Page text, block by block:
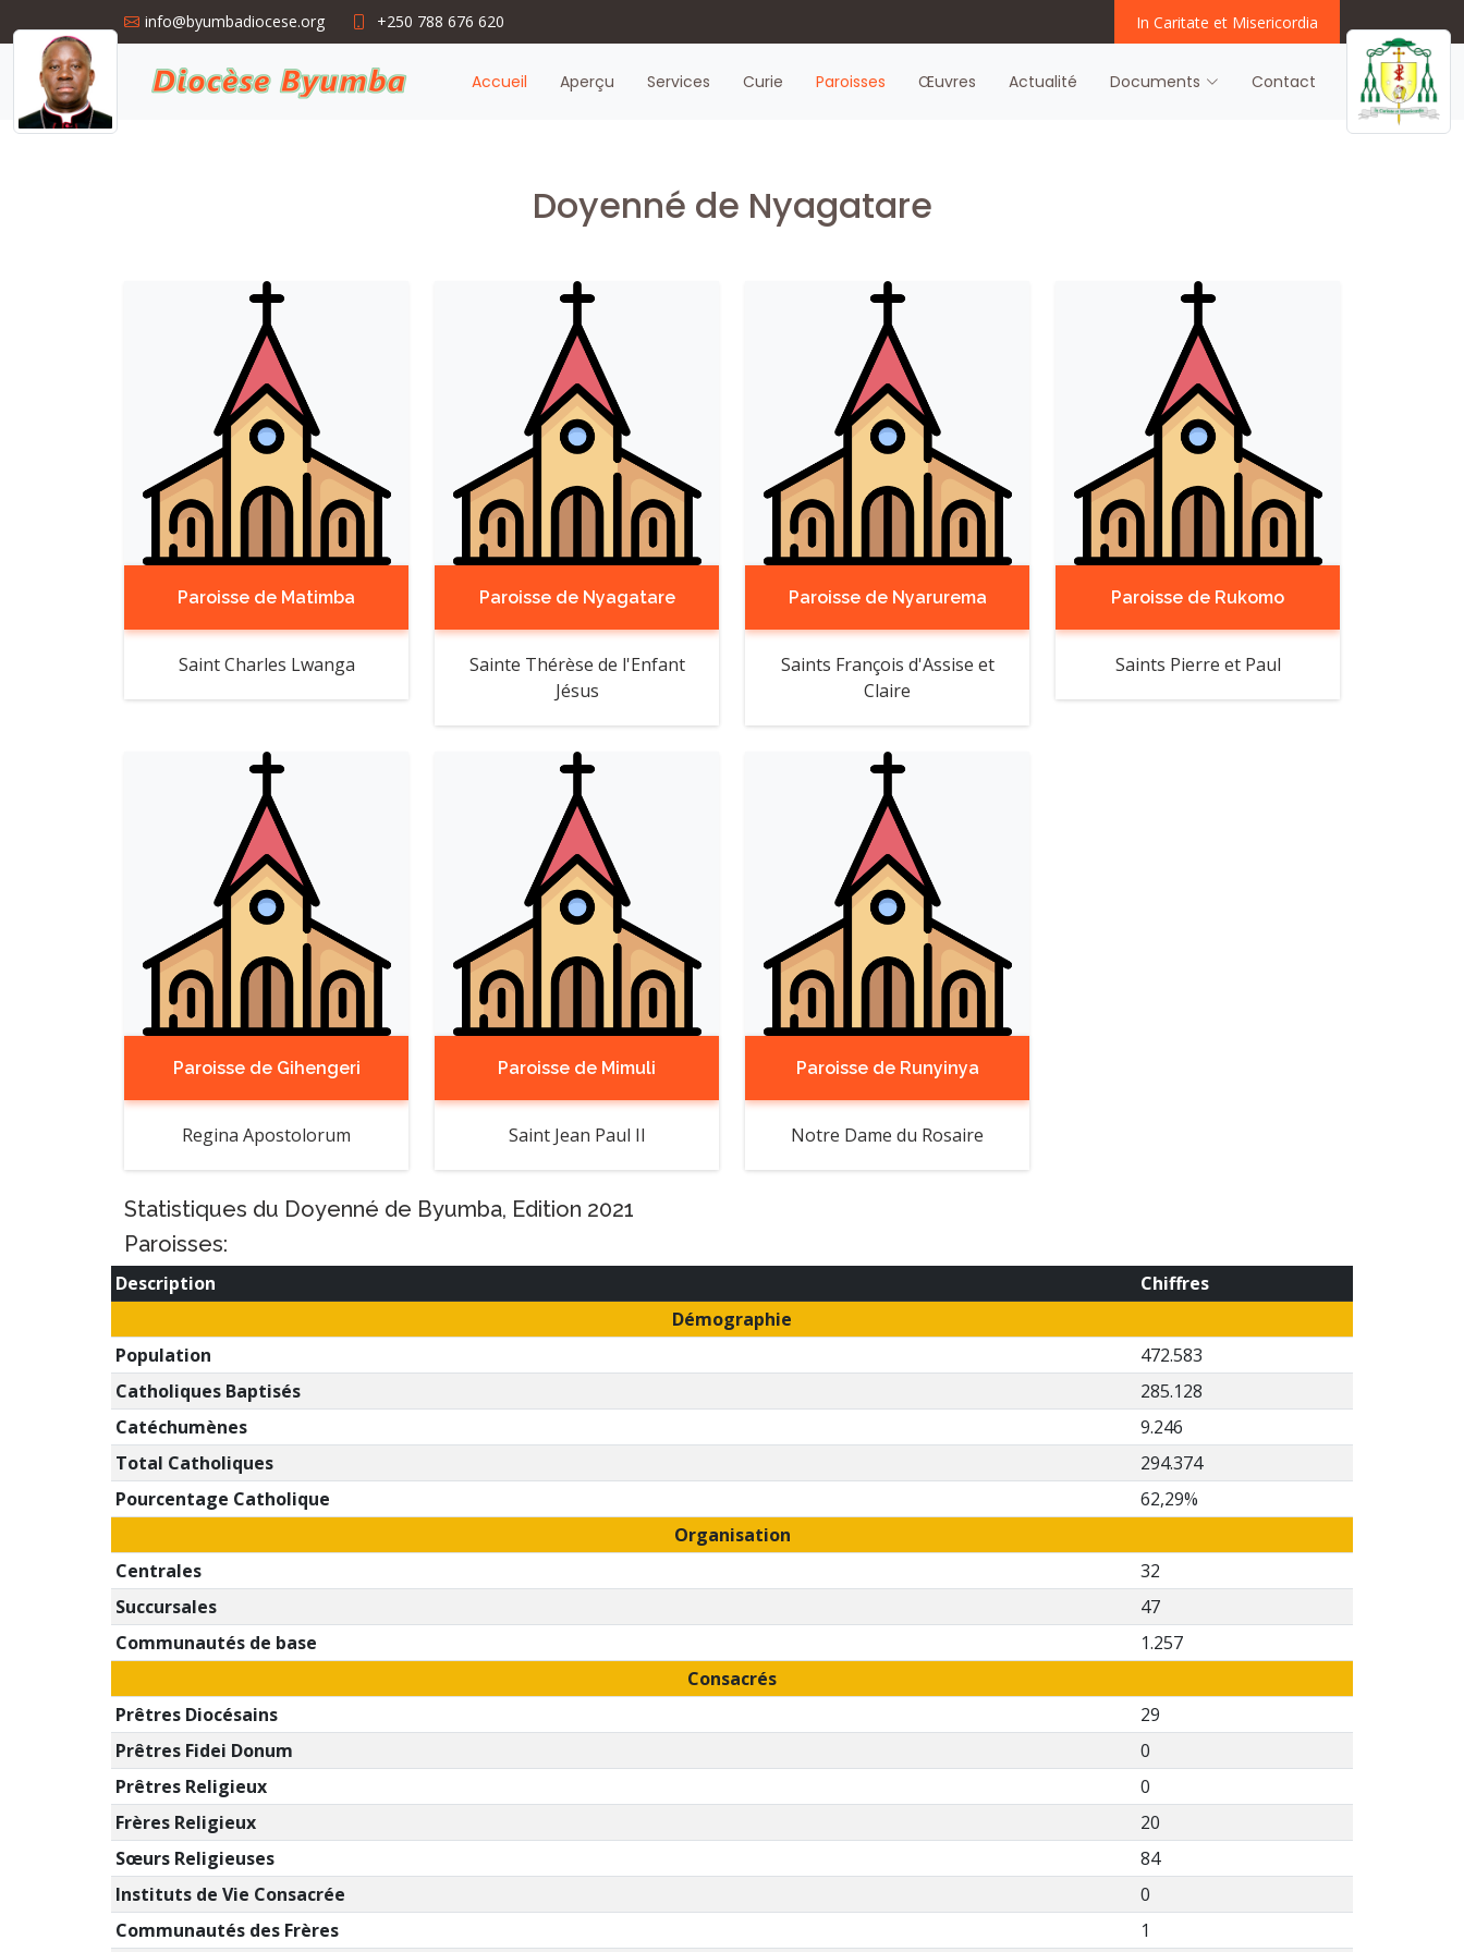
info@byumbadiocese.org +250 788 676 620 In Caritate et Misericordia
Accueil Aperçu Services Curie Paroisses Œuvres Actualité Documents Contact
Doyenné de Nyagatare
Paroisse de Matimba
Saint Charles Lwanga
Paroisse de Nyagatare
Sainte Thérèse de l'Enfant
Jésus
Paroisse de Nyarurema
Saints François d'Assise et
Claire
Paroisse de Rukomo
Saints Pierre et Paul
Paroisse de Gihengeri
Regina Apostolorum
Paroisse de Mimuli
Saint Jean Paul II
Paroisse de Runyinya
Notre Dame du Rosaire
Statistiques du Doyenné de Byumba, Edition 2021
Paroisses:
Description
Chiffres
Démographie
Population
472.583
Catholiques Baptisés
285.128
Catéchumènes
9.246
Total Catholiques
294.374
Pourcentage Catholique
62,29%
Organisation
Centrales
32
Succursales
47
Communautés de base
1.257
Consacrés
Prêtres Diocésains
29
Prêtres Fidei Donum
0
Prêtres Religieux
0
Frères Religieux
20
Sœurs Religieuses
84
Instituts de Vie Consacrée
0
Communautés des Frères
1